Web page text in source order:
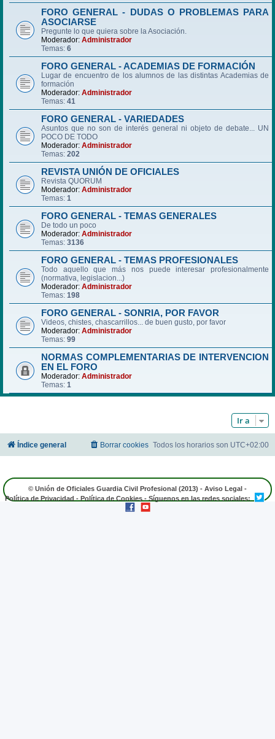
FORO GENERAL - DUDAS O PROBLEMAS PARA
ASOCIARSE
Pregunte lo que quiera sobre la Asociación.
Moderador: Administrador
Temas: 6
FORO GENERAL - ACADEMIAS DE FORMACIÓN
Lugar de encuentro de los alumnos de las distintas Academias de
formación
Moderador: Administrador
Temas: 41
FORO GENERAL - VARIEDADES
Asuntos que no son de interés general ni objeto de debate... UN
POCO DE TODO
Moderador: Administrador
Temas: 202
REVISTA UNIÓN DE OFICIALES
Revista QUORUM
Moderador: Administrador
Temas: 1
FORO GENERAL - TEMAS GENERALES
De todo un poco
Moderador: Administrador
Temas: 3136
FORO GENERAL - TEMAS PROFESIONALES
Todo aquello que más nos puede interesar profesionalmente
(normativa, legislacion...)
Moderador: Administrador
Temas: 198
FORO GENERAL - SONRIA, POR FAVOR
Videos, chistes, chascarrillos... de buen gusto, por favor
Moderador: Administrador
Temas: 99
NORMAS COMPLEMENTARIAS DE INTERVENCION
EN EL FORO
Moderador: Administrador
Temas: 1
Ir a
Índice general Todos los horarios son UTC+02:00
Borrar cookies
© Unión de Oficiales Guardia Civil Profesional (2013) - Aviso Legal -
Política de Privacidad - Política de Cookies - Síguenos en las redes sociales: